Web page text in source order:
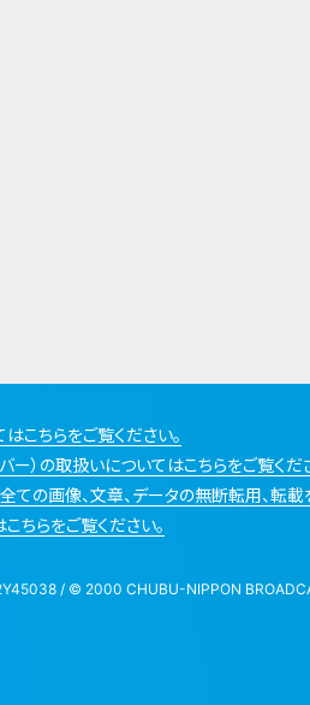
こちらをご覧ください。
ー）の取扱いについてはこちらをご覧くだ
の画像、文章、データの無断転用、転載
ちらをご覧ください。
/ © 2000 CHUBU-NIPPON